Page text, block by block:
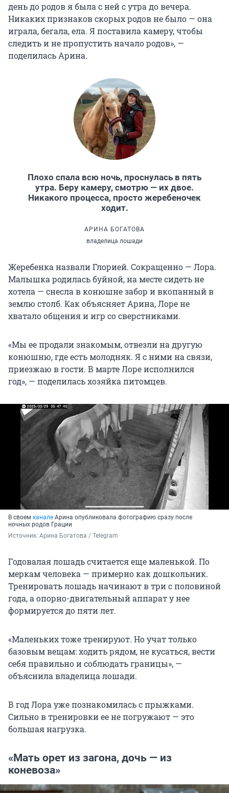
день до родов я была с ней с утра до вечера.
Никаких признаков скорых родов не было — она
играла, бегала, ела. Я поставила камеру, чтобы
следить и не пропустить начало родов», —
поделилась Арина.
Плохо спала всю ночь, проснулась в пять
утра. Беру камеру, смотрю — их двое.
Никакого процесса, просто жеребеночек
ходит.
АРИНА БОГАТОВА
владелица лошади
Жеребенка назвали Глорией. Сокращенно — Лора.
Малышка родилась буйной, на месте сидеть не
хотела — снесла в конюшне забор и вкопанный в
землю столб. Как объясняет Арина, Лоре не
хватало общения и игр со сверстниками.
«Мы ее продали знакомым, отвезли на другую
конюшню, где есть молодняк. Я с ними на связи,
приезжаю в гости. В марте Лоре исполнился
год», — поделилась хозяйка питомцев.
В своем канале Арина опубликовала фотографию сразу после
ночных родов Грации
Источник: Арина Богатова / Telegram
Годовалая лошадь считается еще маленькой. По
меркам человека — примерно как дошкольник.
Тренировать лошадь начинают в три с половиной
года, а опорно-двигательный аппарат у нее
формируется до пяти лет.
«Маленьких тоже тренируют. Но учат только
базовым вещам: ходить рядом, не кусаться, вести
себя правильно и соблюдать границы», —
объяснила владелица лошади.
В год Лора уже познакомилась с прыжками.
Сильно в тренировки ее не погружают — это
большая нагрузка.
«Мать орет из загона, дочь — из
коневоза»